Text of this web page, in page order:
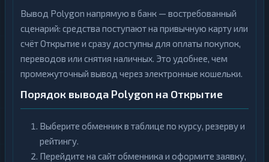
Вывод Polygon напрямую в банк — востребованный
сценарий: средства поступают на привычную карту или
счёт Открытие и сразу доступны для оплаты покупок,
переводов или снятия наличных. Это удобнее, чем
промежуточный вывод через электронные кошельки.
Порядок вывода Polygon на Открытие
Выберите обменник в таблице по курсу, резерву и
рейтингу.
Перейдите на сайт обменника и оформите заявку,